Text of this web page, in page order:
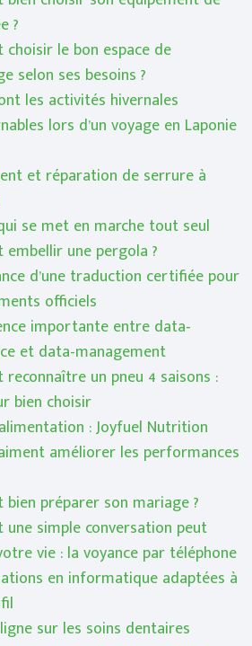
?
choisir le bon espace de
selon ses besoins ?
les activités hivernales
lors d’un voyage en Laponie
et réparation de serrure à
se met en marche tout seul
embellir une pergola ?
d’une traduction certifiée pour
officiels
importante entre data-
et data-management
reconnaître un pneu 4 saisons :
bien choisir
: Joyfuel Nutrition
améliorer les performances
bien préparer son mariage ?
une simple conversation peut
vie : la voyance par téléphone
en informatique adaptées à
sur les soins dentaires